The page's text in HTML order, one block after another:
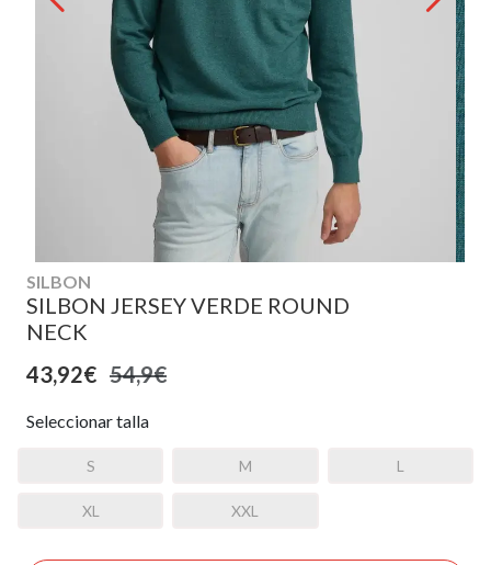
SILBON
SILBON JERSEY VERDE ROUND
NECK
43,92€ 54,9€
Seleccionar talla
S M L
XL XXL